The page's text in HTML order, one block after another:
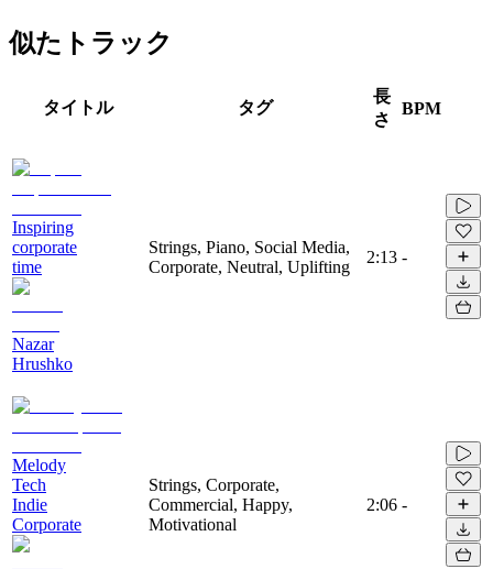
似たトラック
タイトル タグ
長
さ
BPM
Inspiring
corporate
time
Nazar
Hrushko
Strings, Piano, Social Media,
Corporate, Neutral, Uplifting
2:13 -
Melody
Tech
Indie
Corporate
Strings, Corporate,
Commercial, Happy,
Motivational
2:06 -